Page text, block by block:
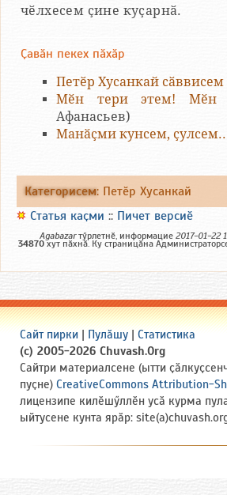
чӗлхесем ҫине куҫарнӑ.
Ҫавӑн пекех пӑхӑр
Петӗр Хусанкай сӑввисем
Мӗн тери этем! Мӗн
Афанасьев)
Манӑҫми кунсем,
Категорисем: Петӗр Хусанкай
Статья каҫми :: Пичет версиӗ
Agabazarтӳрлетнӗ, информацие 2017-01-22
34870хут пӑхнӑ. Ку страницӑна
Сайт пирки | Пулӑшу | Статистика
(c) 2005-2026 Chuvash.Org
Сайтри материалсене (ытти
пуҫне) CreativeCommons Attribution-
лицензипе килӗшӳллӗн усӑ курма
ыйтусене кунта ярӑр: